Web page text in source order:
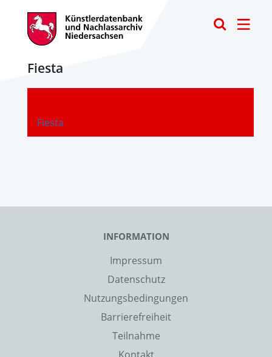
Fiesta
Fiesta
-
INFORMATION
Impressum
Datenschutz
Nutzungsbedingungen
Barrierefreiheit
Teilnahme